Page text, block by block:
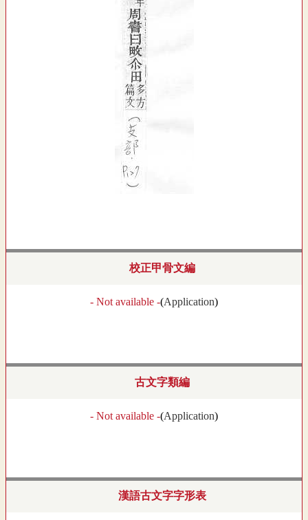
校正甲骨文編
- Not available -(Application)
古文字類編
- Not available -(Application)
漢語古文字字形表